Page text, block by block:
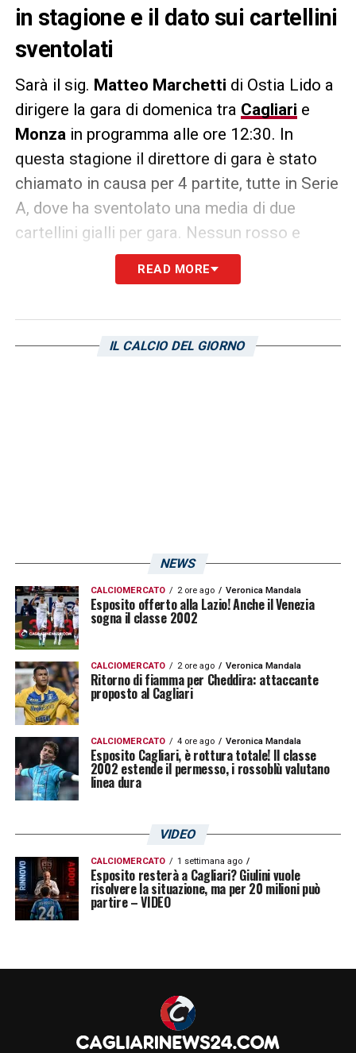
in stagione e il dato sui cartellini
sventolati
Sarà il sig. Matteo Marchetti di Ostia Lido a
dirigere la gara di domenica tra Cagliari e
Monzain programma alle ore 12:30. In
questa stagione il direttore di gara è stato
chiamato in causa per 4 partite, tutte in Serie
A, dove ha sventolato una media di due
cartellini gialli per gara. Nessun rosso e
nessun rigore concesso. Arbitraggio dunque
all’inglese dove si predilige far correre il
LA PLAYLIST DELLE NOSTRE TOP NEWS
READ MORE
IL CALCIO DEL GIORNO
NEWS
CALCIOMERCATO 2 ore ago Veronica Mandala
Esposito offerto alla Lazio! Anche il Venezia
sogna il classe 2002
CALCIOMERCATO 2 ore ago Veronica Mandala
Ritorno di fiamma per Cheddira: attaccante
proposto al Cagliari
CALCIOMERCATO 4 ore ago Veronica Mandala
Esposito Cagliari, è rottura totale! Il classe
2002 estende il permesso, i rossoblù valutano
linea dura
VIDEO
CALCIOMERCATO 1 settimana ago
Esposito resterà a Cagliari? Giulini vuole
risolvere la situazione, ma per 20 milioni può
partire – VIDEO